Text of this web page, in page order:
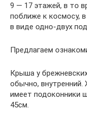
9 — 17 этажей, в то
поближе к космосу,
в виде одно-двух
Предлагаем
Крыша у
обычно, внутренний.
имеет подоконники
45см.